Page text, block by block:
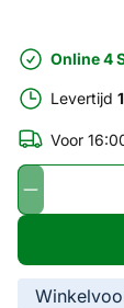
Online 4
Levertijd
Voor